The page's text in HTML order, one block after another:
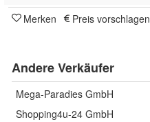
Merken Preis vorschlagen
Andere Verkäufer
Mega-Paradies GmbH
Shopping4u-24 GmbH